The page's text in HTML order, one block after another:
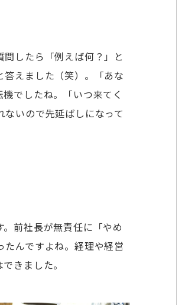
したら「例えば何？」と
えました（笑）。「あな
でしたね。「いつ来てく
いので先延ばしになって
前社長が無責任に「やめ
んですよね。経理や経営
きました。